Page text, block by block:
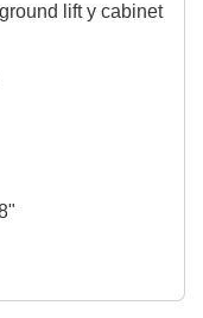
lift y cabinet